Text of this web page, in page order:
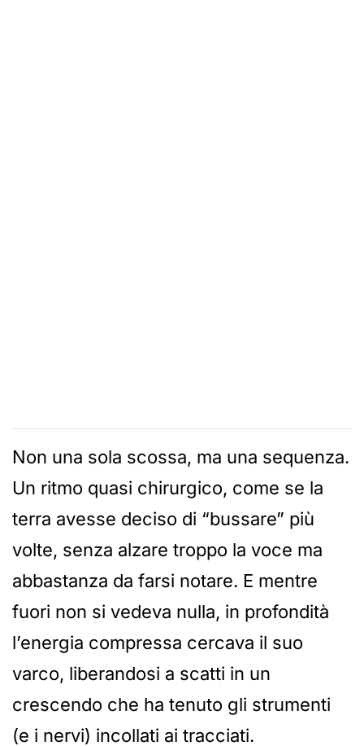
Non una sola scossa, ma una sequenza.
Un ritmo quasi chirurgico, come se la
terra avesse deciso di “bussare” più
volte, senza alzare troppo la voce ma
abbastanza da farsi notare. E mentre
fuori non si vedeva nulla, in profondità
l’energia compressa cercava il suo
varco, liberandosi a scatti in un
crescendo che ha tenuto gli strumenti
(e i nervi) incollati ai tracciati.